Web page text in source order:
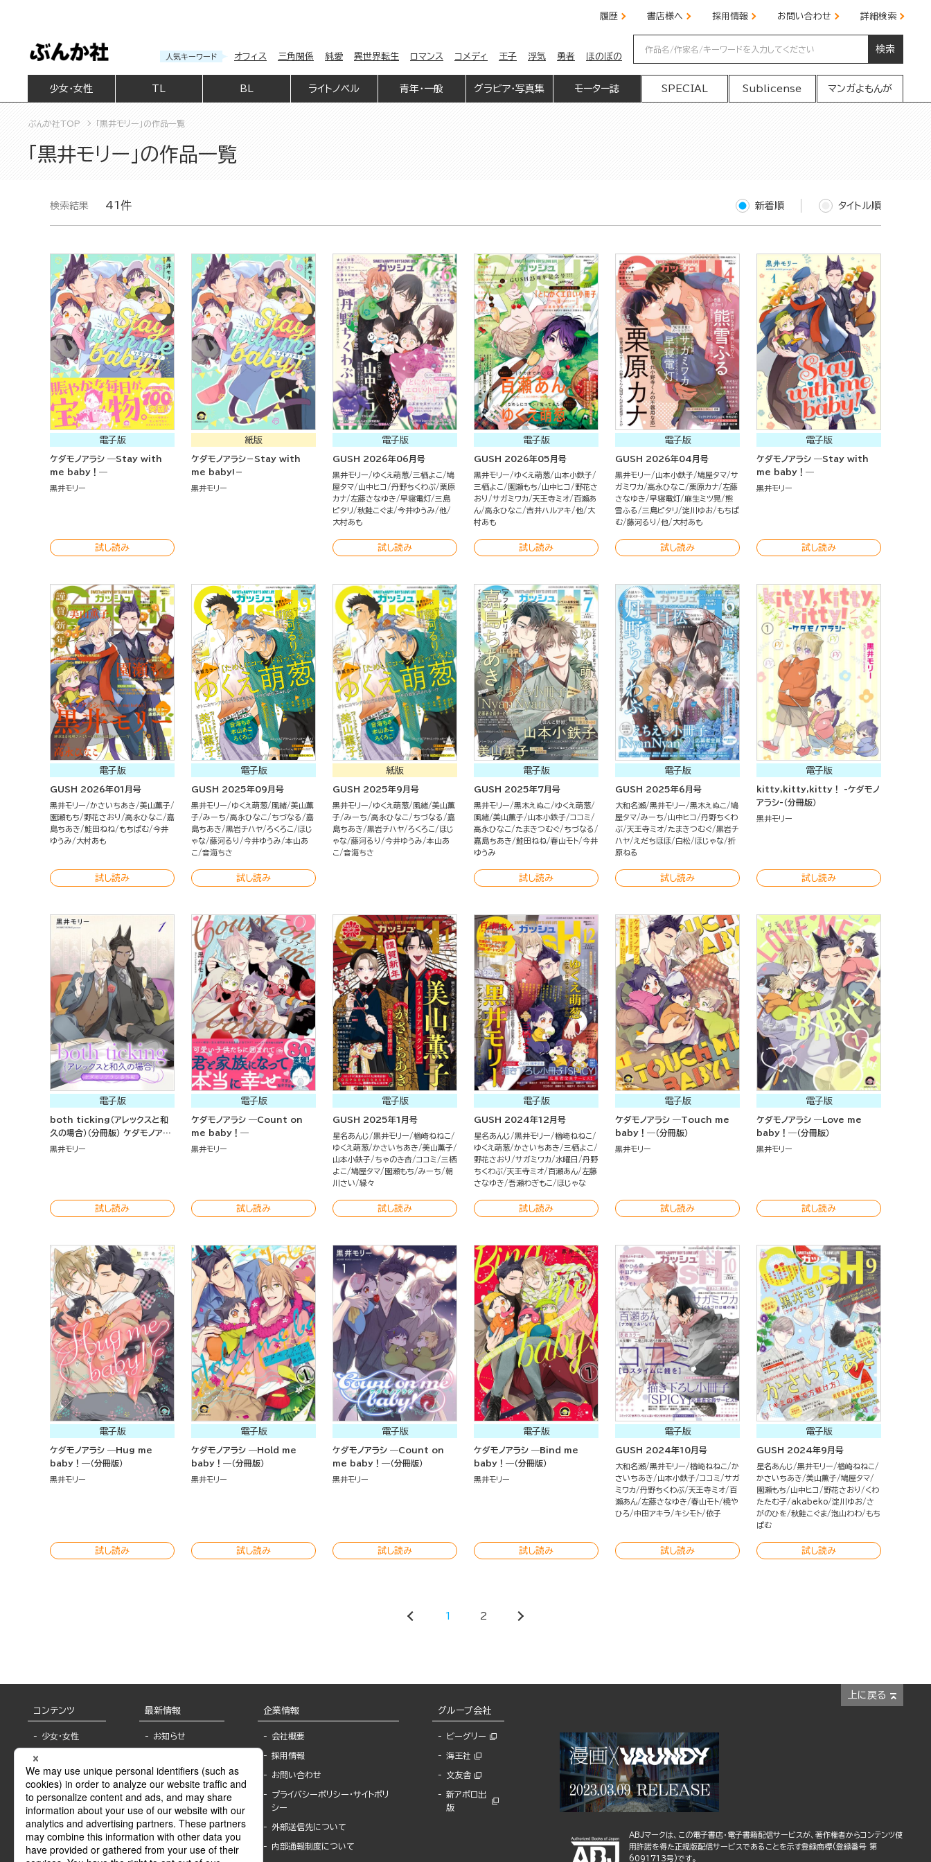
履歴 書店様へ 採用情報 お問い合わせ 詳細検索
人気キーワード オフィス 三角関係 純愛 異世界転生 ロマンス コメディ 王子 浮気 勇者 ほのぼの
検索
少女・女性 BL ライトノベル 青年・一般 グラビア・写真集 モーター誌 SPECIAL Sublicense マンガよもんが
ぶんか社TOP 「黒井モリー」の作品一覧
「黒井モリー」の作品一覧
検索結果 41件 新着順 タイトル順
電子版
ケダモノアラシ ―Stay with
me baby！―
黒井モリー
試し読み
紙版
ケダモノアラシ－Stay with
me baby!－
黒井モリー
電子版
GUSH 2026年06月号
黒井モリー ゆくえ萌葱 三栖よこ
鳩
屋タマ
山中ヒコ 丹野ちくわぶ 栗原
カナ
左藤さなゆき 早寝電灯 三島
ピタリ
秋鮭こぐま 今井ゆうみ
他
大村あも
試し読み
電子版
GUSH 2026年05月号
黒井モリー ゆくえ萌葱
山本小鉄子
三栖よこ
園瀬もち 山中ヒコ
野花さ
おり
サガミワカ 天王寺ミオ 百瀬あ
ん 高永ひなこ 吉井ハルアキ 他
大
村あも
試し読み
電子版
GUSH 2026年04月号
黒井モリー 山本小鉄子 鳩屋タマ サ
ガミワカ
高永ひなこ 栗原カナ
左藤
さなゆき
早寝電灯 麻生ミツ晃 熊
雪ふる
三島ピタリ 淀川ゆお もちぱ
む 藤河るり 他 大村あも
試し読み
電子版
ケダモノアラシ ―Stay with
me baby！―
黒井モリー
試し読み
電子版
GUSH 2026年01月号
黒井モリー かさいちあき
美山薫子
園瀬もち
野花さおり 高永ひなこ
嘉
島ちあき
鮭田ねね もちぱむ 今井
ゆうみ
大村あも
試し読み
電子版
GUSH 2025年09月号
黒井モリー ゆくえ萌葱 風緒 美山薫
子 みーち 高永ひなこ ちづなる
嘉
島ちあき
黒岩チハヤ ろくろこ
ほじ
ゃな 藤河るり 今井ゆうみ
本山あ
こ
音海ちさ
試し読み
紙版
GUSH 2025年9月号
黒井モリー ゆくえ萌葱 風緒 美山薫
子 みーち 高永ひなこ ちづなる
嘉
島ちあき
黒岩チハヤ ろくろこ
ほじ
ゃな 藤河るり 今井ゆうみ
本山あ
こ
音海ちさ
電子版
GUSH 2025年7月号
黒井モリー 黒木えぬこ
ゆくえ萌葱
風緒 美山薫子 山本小鉄子 ココミ
高永ひなこ
たまきつむぐ
ちづなる
嘉島ちあき
鮭田ねね 春山モト 今井
ゆうみ
試し読み
電子版
GUSH 2025年6月号
大和名瀬 黒井モリー 黒木えぬこ
鳩
屋タマ みーち 山中ヒコ
丹野ちくわ
ぶ 天王寺ミオ たまきつむぐ 黒岩チ
ハヤ
えだちほほ 白松 ほじゃな 折
原ねる
試し読み
電子版
kitty,kitty,kitty！ -ケダモノ
アラシ-（分冊版）
黒井モリー
試し読み
電子版
both ticking（アレックスと和
久の場合）（分冊版） ケダモノアラ
シ番外編
黒井モリー
試し読み
電子版
ケダモノアラシ ―Count on
me baby！―
黒井モリー
試し読み
電子版
GUSH 2025年1月号
星名あんじ 黒井モリー
楢崎ねねこ
ゆくえ萌葱 かさいちあき
美山薫子
山本小鉄子
ちゃのき杏 ココミ
三栖
よこ
鳩屋タマ 園瀬もち みーち
朝
川さい
縁々
試し読み
電子版
GUSH 2024年12月号
星名あんじ 黒井モリー
楢崎ねねこ
ゆくえ萌葱 かさいちあき
三栖よこ
野花さおり
サガミワカ 水曜日
丹野
ちくわぶ 天王寺ミオ 百瀬あん
左藤
さなゆき
吾瀬わぎもこ ほじゃな
試し読み
電子版
ケダモノアラシ ―Touch me
baby！―（分冊版）
黒井モリー
試し読み
電子版
ケダモノアラシ ―Love me
baby！―（分冊版）
黒井モリー
試し読み
電子版
ケダモノアラシ ―Hug me
baby！―（分冊版）
黒井モリー
試し読み
電子版
ケダモノアラシ ―Hold me
baby！―（分冊版）
黒井モリー
試し読み
電子版
ケダモノアラシ ―Count on
me baby！―（分冊版）
黒井モリー
試し読み
電子版
ケダモノアラシ ―Bind me
baby！―（分冊版）
黒井モリー
試し読み
電子版
GUSH 2024年10月号
大和名瀬 黒井モリー 楢崎ねねこ
か
さいちあき
山本小鉄子 ココミ
サガ
ミワカ
丹野ちくわぶ 天王寺ミオ 百
瀬あん
左藤さなゆき 春山モト 橈や
ひろ
中田アキラ キシモト 依子
試し読み
電子版
GUSH 2024年9月号
星名あんじ 黒井モリー
楢崎ねねこ
かさいちあき
美山薫子 鳩屋タマ
園瀬もち
山中ヒコ 野花さおり
くわ
たたむ子
akabeko 淀川ゆお さ
がのひを
秋鮭こぐま 泡山わわ もち
ぱむ
試し読み
1 2
上に戻る
コンテンツ
少女・女性
BL
ライトノベル
青年・一般
グラビア・写真
最新情報
お知らせ
報
書店様へ
海外ライセンシー
公式SNSアカウ
ント
作家一覧
企業情報
会社概要
採用情報
お問い合わせ
プライバシーポリシー・サイトポリ
シー
外部送信先について
内部通報制度について
グループ会社
ビーグリー
海王社
文友舎
新アポロ出
版
ABJマークは、この電子書店・電子書籍配信サービスが、著作権者からコンテンツ使
用許諾を得た正規版配信サービスであることを示す登録商標(登録番号 第
6091713号)です。